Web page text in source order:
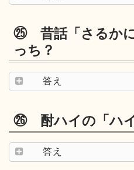
㉕ 昔話「さるか
っち？
答え
㉖ 酎ハイの「ハ
答え